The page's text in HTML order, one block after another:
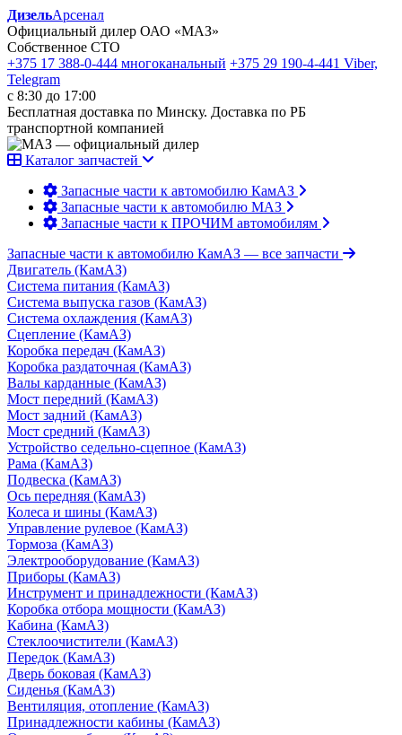
ДизельАрсенал
Официальный дилер ОАО «МАЗ»
Собственное СТО
+375 17 388-0-444 многоканальный +375 29 190-4-441 Viber,
Telegram
с 8:30 до 17:00
Бесплатная доставка по Минску. Доставка по РБ
транспортной компанией
Каталог запчастей
Запасные части к автомобилю КамАЗ
Запасные части к автомобилю МАЗ
Запасные части к ПРОЧИМ автомобилям
Запасные части к автомобилю КамАЗ — все запчасти
Двигатель (КамАЗ)
Система питания (КамАЗ)
Система выпуска газов (КамАЗ)
Система охлаждения (КамАЗ)
Сцепление (КамАЗ)
Коробка передач (КамАЗ)
Коробка раздаточная (КамАЗ)
Валы карданные (КамАЗ)
Мост передний (КамАЗ)
Мост задний (КамАЗ)
Мост средний (КамАЗ)
Устройство седельно-сцепное (КамАЗ)
Рама (КамАЗ)
Подвеска (КамАЗ)
Ось передняя (КамАЗ)
Колеса и шины (КамАЗ)
Управление рулевое (КамАЗ)
Тормоза (КамАЗ)
Электрооборудование (КамАЗ)
Приборы (КамАЗ)
Инструмент и принадлежности (КамАЗ)
Коробка отбора мощности (КамАЗ)
Кабина (КамАЗ)
Стеклоочистители (КамАЗ)
Передок (КамАЗ)
Дверь боковая (КамАЗ)
Сиденья (КамАЗ)
Вентиляция, отопление (КамАЗ)
Принадлежности кабины (КамАЗ)